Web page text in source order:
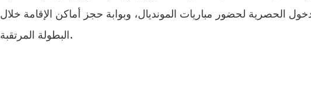
الحصرية لحضور مباريات المونديال، وبوابة حجز أماكن الإقامة خلال
البطولة المرتقبة.